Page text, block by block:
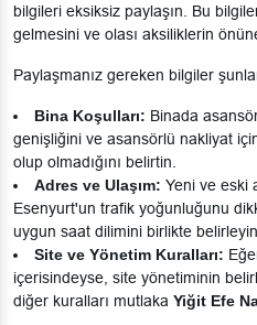
bilgileri eksiksiz paylaşın. Bu
gelmesini ve olası aksiliklerin
Paylaşmanız gereken bilgiler
Bina Koşulları: Binada
genişliğini ve asansörlü nakliyat
olup olmadığını belirtin.
Adres ve Ulaşım: Yeni ve eski
Esenyurt'un trafik yoğunluğunu
uygun saat dilimini birlikte belirleyin.
Site ve Yönetim Kuralları:
içerisindeyse, site yönetiminin
diğer kuralları mutlaka Yiğit Efe